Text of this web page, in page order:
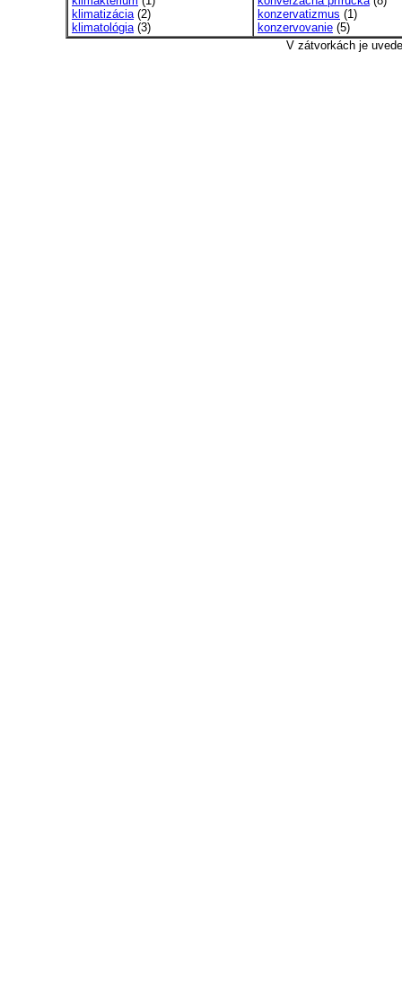
klimatizácia(2)
klimatológia(3)
konzervatizmus (1)
konzervovanie (5)
V zátvorkách je